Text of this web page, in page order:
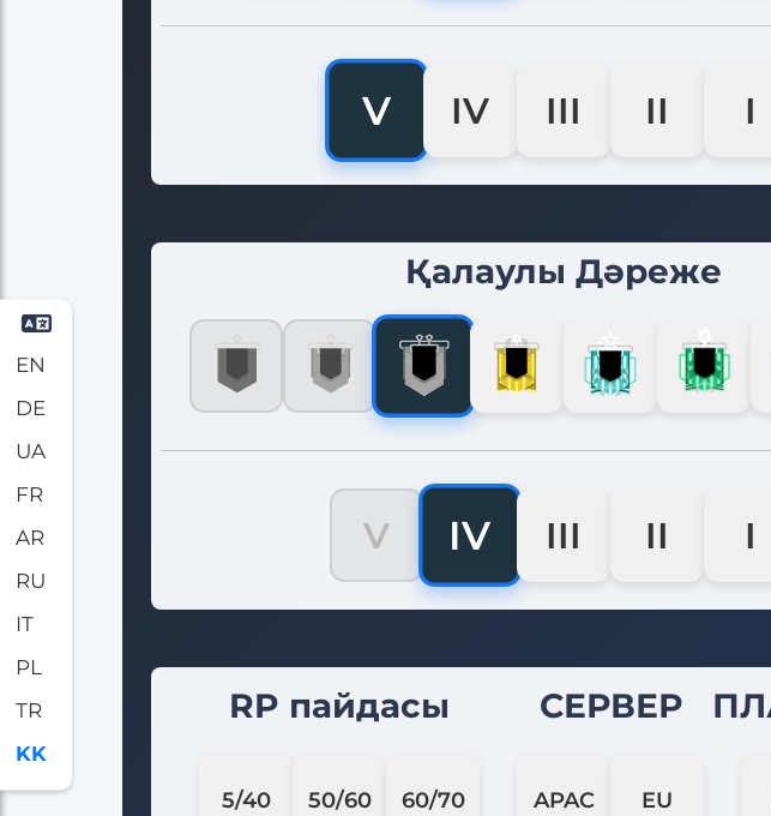
EN
DE
UA
FR
AR
RU
IT
PL
TR
KK
V IV III II I
Қалаулы Дәреже
V IV III II I
RP пайдасы
5/40 50/60 60/70
СЕРВЕР
APAC EU